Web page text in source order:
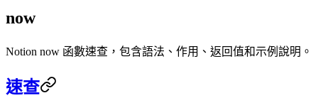
now
Notion now 函數速查，包含語法、作用、返回值和示例說明。
速查